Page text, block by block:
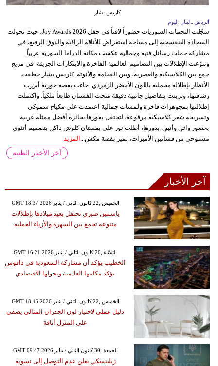
كاريس بشار
الرياض ـ لبنان اليوم
سجّلت النجمات السوريات حضوراً لافتاً في حفل Joy Awards 2026، حيث تحولت
السجادة البنفسجية إلى مساحة استعراض للأناقة الراقية والذوق الرفيع، في
مشاركة حملت رسائل فنية وجمالية عكست مكانة الدراما السورية عربياً.
وتنوّعت الإطلالات بين التصاميم العالمية الفاخرة والابتكارات الجريئة، في مزيج
جمع بين الكلاسيكية والعصرية، وبين الفخامة والأنوثة. كاريس بشار خطفت
الأنظار بإطلالة مخملية باللون الأخضر الزمردي، جاءت بقصة حورية أبرزت
رشاقتها، وتزينت بتفاصيل جانبية دقيقة منحت الفستان طابعاً ملكياً. واكتملت
إطلالتها بمجوهرات فاخرة ولمسات جمالية اعتمدت على مكياج سموكي
وتسريحة شعر كلاسيكية مرفوعة، لتحتفل بفوزها بجائزة أفضل ممثلة عربية
بحضور واثق وأنيق. بدورها، أطلت نور علي بفستان كلوش داكن بتصميم أنثوي
مستوحى من فساتين الأميرات، تميز بقصة مكش... المزيد
آخر الأخبار الطبية
آخر الأخبار
GMT 18:37 2026 الخميس ,22 كانون الثاني / يناير
ياسمين صبري تحتفل بعيد ميلادها بإطلالات
متنوعة تجمع بين السهرة والأزياء العملية
GMT 16:21 2026 الثلاثاء ,20 كانون الثاني / يناير
الخطيب يؤكد أن مشاركة السعودية في دافوس
تؤكد مكانتها العالمية وتحولها الاقتصادي
GMT 18:46 2026 الخميس ,22 كانون الثاني / يناير
دليل عملي لاختيار لون الجدران المثالي يضفي
على المنزل أناقة
GMT 09:47 2026 الجمعة ,30 كانون الثاني / يناير
زيلينسكي يعلن عدم التوصل إلى تسوية